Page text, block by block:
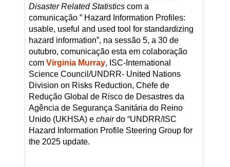
Disaster Related Statisticscom a
comunicação ” Hazard Information Profiles:
usable, useful and used tool for standardizing
hazard information”, na sessão 5, a 30 de
outubro, comunicação esta em colaboração
com Virginia Murray, ISC-International
Science Council/UNDRR- United Nations
Division on Risks Reduction, Chefe de
Redução Global de Risco de Desastres da
Agência de Segurança Sanitária do Reino
Unido (UKHSA) e chairdo “UNDRR/ISC
Hazard Information Profile Steering Group for
the 2025 update.